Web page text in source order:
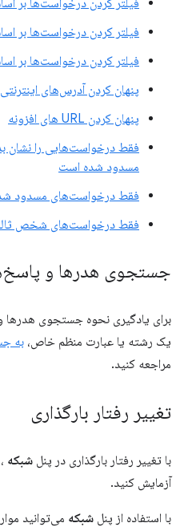
فیلتر کردن درخواست‌ها بر
فیلتر کردن درخواست‌ها بر
پنهان کردن آدرس‌های
پنهان کردن URL های افزونه
فقط درخواست‌هایی را نشان
مسدود شده است
فقط درخواست‌های مسدود
فقط درخواست‌های شخص
جستجوی هدرها و
یک رشته یا عبارت منظم خاص، به
مراجعه کنید.
تغییر رفتار بارگذاری
با تغییر رفتار بارگذاری در پنل شبکه
آزمایش کنید.
با استفاده از پنل شبکه می‌توانید